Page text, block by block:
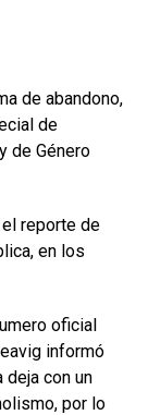
de abandono,
de
de Género
el reporte de
en los
oficial
informó
deja con un
por lo